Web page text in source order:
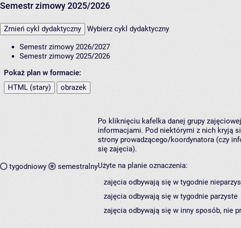
Semestr zimowy 2025/2026
Zmień cykl dydaktyczny Wybierz cykl dydaktyczny
Semestr zimowy 2026/2027
Semestr zimowy 2025/2026
Pokaż plan w formacie:
HTML (stary)
obrazek
tygodniowy semestralny
Po kliknięciu kafelka danej grupy
informacjami. Pod niektórymi z nich kryją
strony prowadzącego/koordynatora (czy
się zajęcia).
Użyte na planie oznaczenia:
zajęcia odbywają się w tygodnie
zajęcia odbywają się w tygodnie parzyste
zajęcia odbywają się w inny sposób, nie